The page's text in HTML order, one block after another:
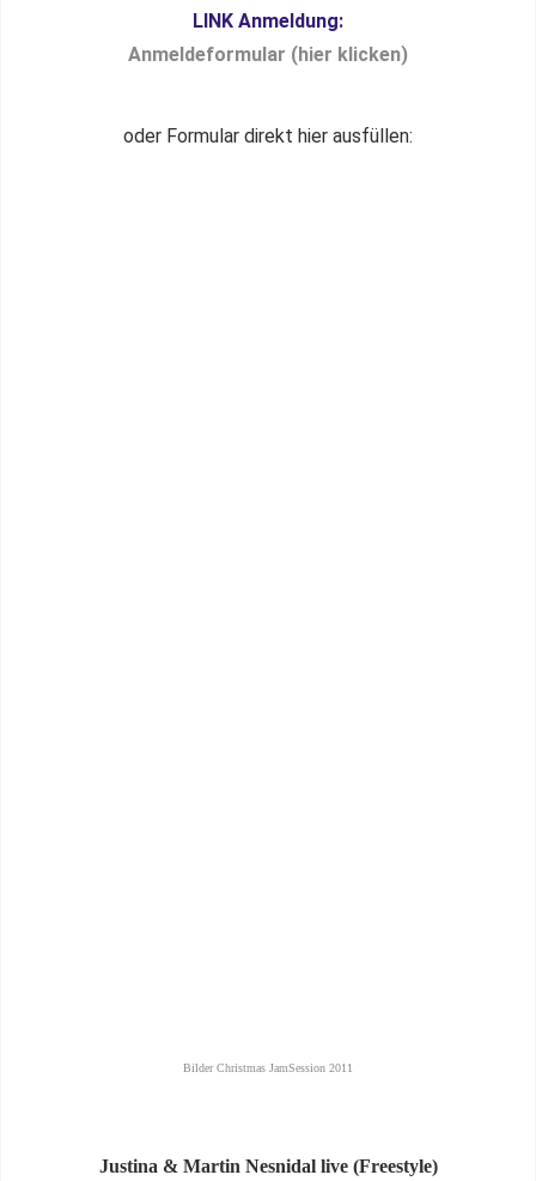
LINK Anmeldung:
Anmeldeformular (hier klicken)
oder Formular direkt hier ausfüllen:
Bilder Christmas JamSession 2011
Justina & Martin Nesnidal live (Freestyle)